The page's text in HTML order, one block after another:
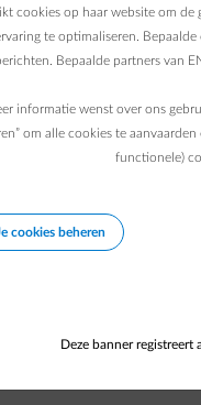
afstand bedienen en
cookies op haar website om de
te optimaliseren.
Bepaalde partners van
informatie wenst over ons
om alle cookies te
functionele)
cookies beheren
Deze banner registreert